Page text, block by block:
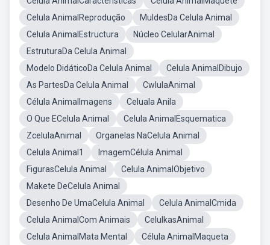
Celula AnimalReprodução
MuldesDa Celula Animal
Celula AnimalEstructura
Núcleo CelularAnimal
EstruturaDa Celula Animal
Modelo DidáticoDa Celula Animal
Celula AnimalDibujo
As PartesDa Celula Animal
CwlulaAnimal
Célula AnimalImagens
Celuala Anila
O Que ECelula Animal
Celula AnimalEsquematica
ZcelulaAnimal
Organelas NaCelula Animal
Celula Animal1
ImagemCélula Animal
FigurasCelula Animal
Celula AnimalObjetivo
Makete DeCelula Animal
Desenho De UmaCelula Animal
Celula AnimalCmida
Celula AnimalCom Animais
CelulkasAnimal
Celula AnimalMata Mental
Célula AnimalMaqueta